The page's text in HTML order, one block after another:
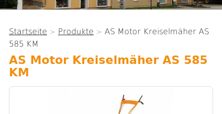
Sie
hier
Startseite > Produkte > AS Motor Kreiselmäher AS
585 KM
AS Motor Kreiselmäher AS 585
KM